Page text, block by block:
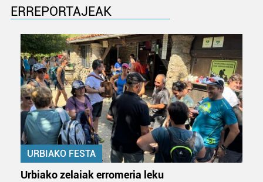
ERREPORTAJEAK
URBIAKO FESTA
Urbiako zelaiak erromeria leku